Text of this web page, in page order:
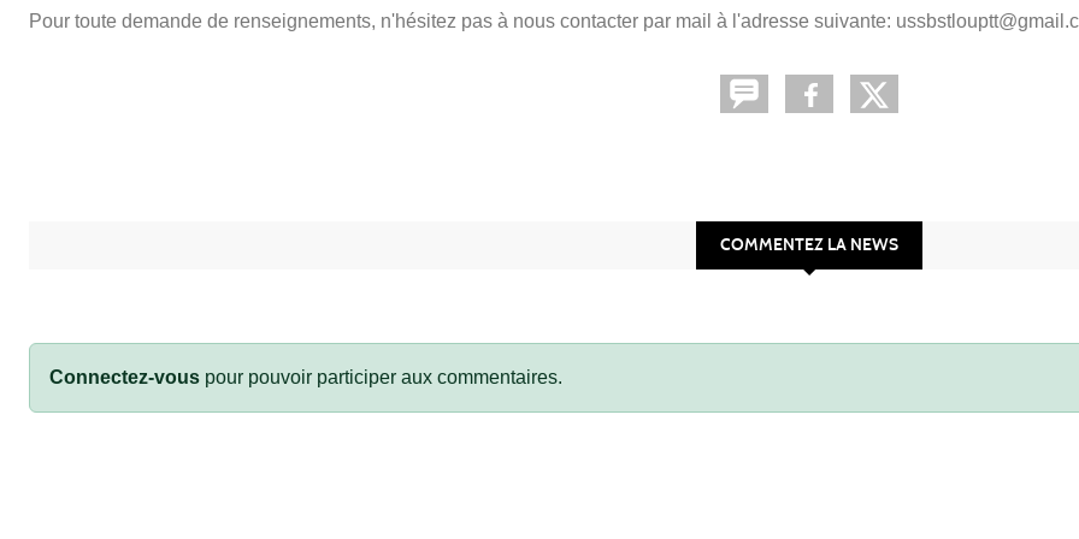
Pour toute demande de renseignements, n'hésitez pas à nous contacter par mail à l'adresse suivante:
COMMENTEZ LA NEWS
Connectez-vous pour pouvoir participer aux commentaires.